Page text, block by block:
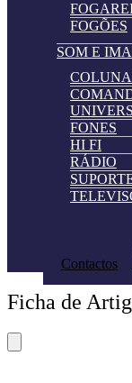
FOGÕES
SOM E
FONES
HI FI
RÁDIO
in
Menu
Pedir
Contactos
Ficha de